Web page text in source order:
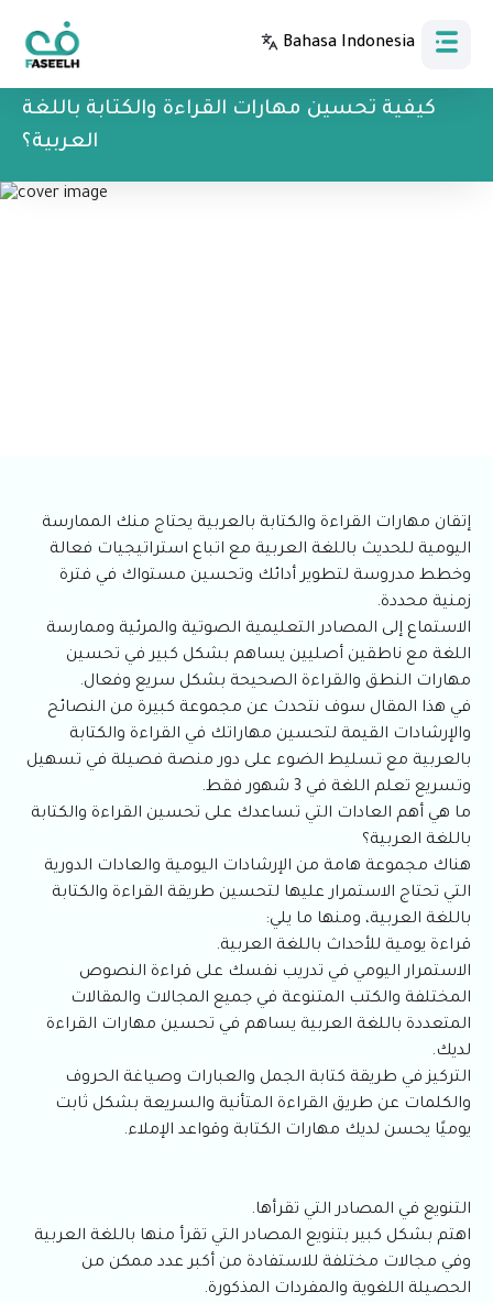
Bahasa Indonesia
كيفية تحسين مهارات القراءة والكتابة باللغة
العربية؟
إتقان مهارات القراءة والكتابة بالعربية يحتاج منك الممارسة
اليومية للحديث باللغة العربية مع اتباع استراتيجيات فعالة
وخطط مدروسة لتطوير أدائك وتحسين مستواك في فترة
زمنية محددة.
الاستماع إلى المصادر التعليمية الصوتية والمرئية وممارسة
اللغة مع ناطقين أصليين يساهم بشكل كبير في تحسين
مهارات النطق والقراءة الصحيحة بشكل سريع وفعال.
في هذا المقال سوف نتحدث عن مجموعة كبيرة من النصائح
والإرشادات القيمة لتحسين مهاراتك في القراءة والكتابة
بالعربية مع تسليط الضوء على دور منصة فصيلة في تسهيل
وتسريع تعلم اللغة في 3 شهور فقط.
ما هي أهم العادات التي تساعدك على تحسين القراءة والكتابة
باللغة العربية؟
هناك مجموعة هامة من الإرشادات اليومية والعادات الدورية
التي تحتاج الاستمرار عليها لتحسين طريقة القراءة والكتابة
باللغة العربية، ومنها ما يلي:
قراءة يومية للأحداث باللغة العربية.
الاستمرار اليومي في تدريب نفسك على قراءة النصوص
المختلفة والكتب المتنوعة في جميع المجالات والمقالات
المتعددة باللغة العربية يساهم في تحسين مهارات القراءة
لديك.
التركيز في طريقة كتابة الجمل والعبارات وصياغة الحروف
والكلمات عن طريق القراءة المتأنية والسريعة بشكل ثابت
يوميًا يحسن لديك مهارات الكتابة وقواعد الإملاء.
التنويع في المصادر التي تقرأها.
اهتم بشكل كبير بتنويع المصادر التي تقرأ منها باللغة العربية
وفي مجالات مختلفة للاستفادة من أكبر عدد ممكن من
الحصيلة اللغوية والمفردات المذكورة.